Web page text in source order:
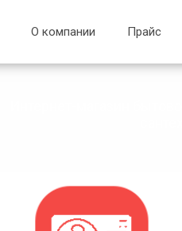
О компании Прайс